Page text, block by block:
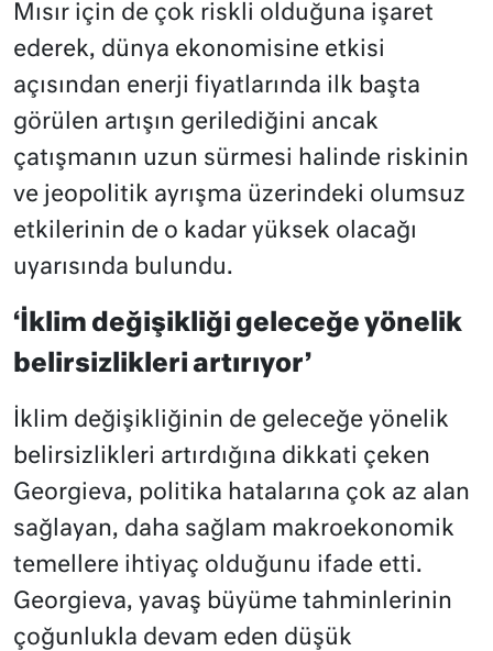
Mısır için de çok riskli olduğuna işaret
ederek, dünya ekonomisine etkisi
açısından enerji fiyatlarında ilk başta
görülen artışın gerilediğini ancak
çatışmanın uzun sürmesi halinde riskinin
ve jeopolitik ayrışma üzerindeki olumsuz
etkilerinin de o kadar yüksek olacağı
uyarısında bulundu.
‘İklim değişikliği geleceğe yönelik
belirsizlikleri artırıyor’
İklim değişikliğinin de geleceğe yönelik
belirsizlikleri artırdığına dikkati çeken
Georgieva, politika hatalarına çok az alan
sağlayan, daha sağlam makroekonomik
temellere ihtiyaç olduğunu ifade etti.
Georgieva, ​​​​​​​yavaş büyüme tahminlerinin
çoğunlukla devam eden düşük